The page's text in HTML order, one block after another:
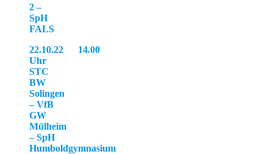
2 –
SpH
FALS
22.10.22 14.00
Uhr
STC
BW
Solingen
– VfB
GW
Mülheim
– SpH
Humboldgymnasium